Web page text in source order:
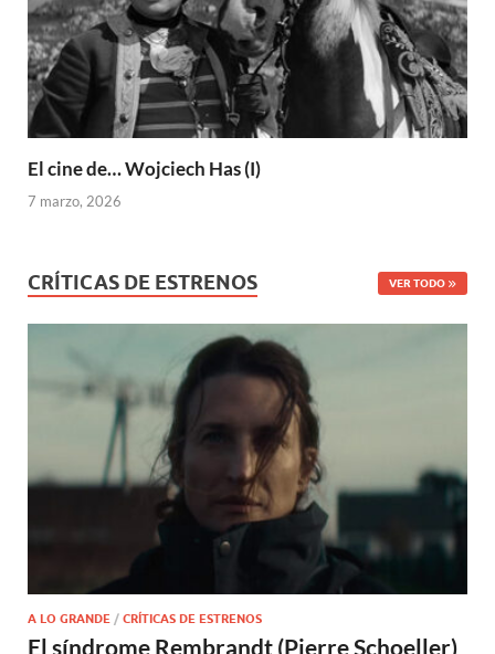
El cine de… Wojciech Has (I)
7 marzo, 2026
CRÍTICAS DE ESTRENOS VER TODO
A LO GRANDE / CRÍTICAS DE ESTRENOS
El síndrome Rembrandt (Pierre Schoeller)